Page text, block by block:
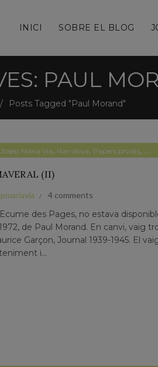
INICI SOBRE EL BLOG
PAUL
Posts Tagged "Paul Morand"
Josep Maria Via, Narrativa, Papers prvats,
(II)
4 comments
des Pages, no estava
de Paul Morand. En canvi, vaig
Garçon, Journal 1939-1945. El
i...